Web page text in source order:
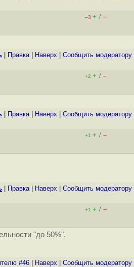
–3 + / –
Правка| Наверх Cообщить модератору
+2 + / –
Правка| Наверх Cообщить модератору
+1 + / –
Правка| Наверх Cообщить модератору
+1 + / –
"до 50%".
#46 Наверх Cообщить модератору